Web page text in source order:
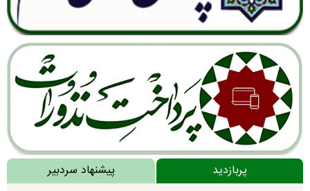
پربازدید پیشنهاد سردبیر